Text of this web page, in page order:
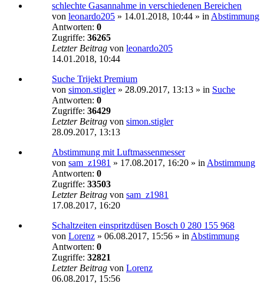
schlechte Gasannahme in verschiedenen Bereichen
von leonardo205 » 14.01.2018, 10:44 » in Abstimmung
Antworten: 0
Zugriffe: 36265
Letzter Beitrag von leonardo205
14.01.2018, 10:44
Suche Trijekt Premium
von simon.stigler» 28.09.2017, 13:13 » in Suche
Antworten: 0
Zugriffe: 36429
Letzter Beitrag von simon.stigler
28.09.2017, 13:13
Abstimmung mit Luftmassenmesser
von sam_z1981 » 17.08.2017, 16:20 » in Abstimmung
Antworten: 0
Zugriffe: 33503
Letzter Beitrag von sam_z1981
17.08.2017, 16:20
Schaltzeiten einspritzdüsen Bosch 0 280 155 968
von Lorenz » 06.08.2017, 15:56 » in Abstimmung
Antworten: 0
Zugriffe: 32821
Letzter Beitrag von Lorenz
06.08.2017, 15:56